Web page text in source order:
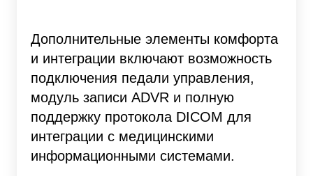
Дополнительные элементы комфорта
и интеграции включают возможность
подключения педали управления,
модуль записи ADVR и полную
поддержку протокола DICOM для
интеграции с медицинскими
информационными системами.